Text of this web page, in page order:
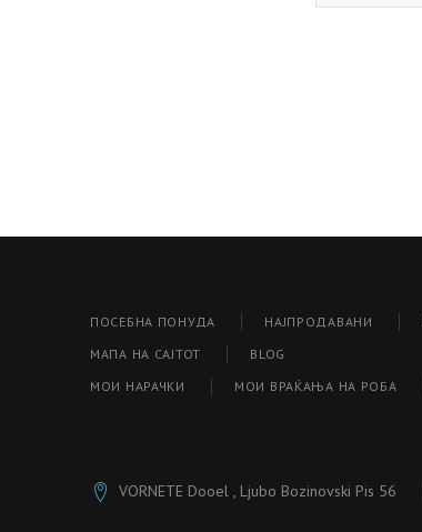
ПОСЕБНА ПОНУДА НАЈПРОДАВАНИ
МАПА НА САЈТОТ
BLOG
МОИ НАРАЧКИ
МОИ ВРАЌАЊА НА РОБА
VORNETE Dooel , Ljubo Bozinovski Pis 56